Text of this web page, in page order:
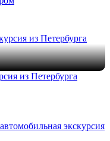
из Петербурга